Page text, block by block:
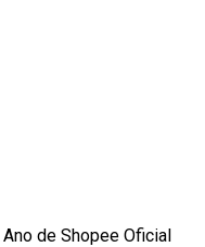
de Shopee Oficial